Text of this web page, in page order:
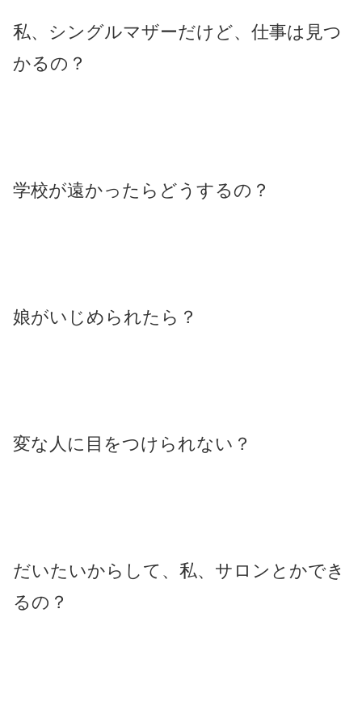
私、シングルマザーだけど、仕事は見つ
かるの？
学校が遠かったらどうするの？
娘がいじめられたら？
変な人に目をつけられない？
だいたいからして、私、サロンとかでき
るの？